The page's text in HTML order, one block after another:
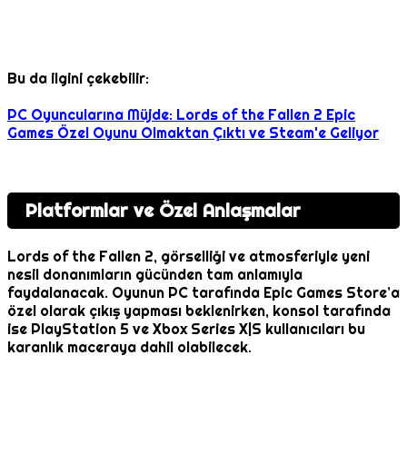
Bu da ilgini çekebilir:
PC Oyuncularına Müjde: Lords of the Fallen 2 Epic
Games Özel Oyunu Olmaktan Çıktı ve Steam'e Geliyor
Platformlar ve Özel Anlaşmalar
Lords of the Fallen 2, görselliği ve atmosferiyle yeni
nesil donanımların gücünden tam anlamıyla
faydalanacak. Oyunun PC tarafında Epic Games Store’a
özel olarak çıkış yapması beklenirken, konsol tarafında
ise PlayStation 5 ve Xbox Series X|S kullanıcıları bu
karanlık maceraya dahil olabilecek.